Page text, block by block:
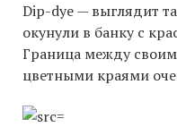
Dip-dye — выглядит
окунули в банку с
Граница между
цветными краями